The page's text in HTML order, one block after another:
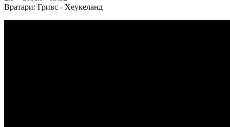
Вратари: Гривс - Хеукеланд